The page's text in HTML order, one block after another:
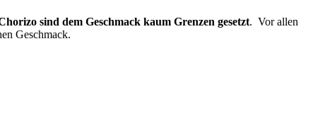
sind dem Geschmack kaum Grenzen gesetzt. Vor allen
Geschmack.